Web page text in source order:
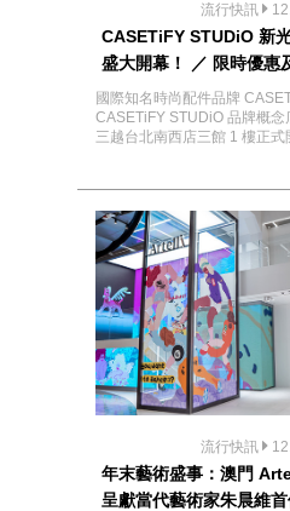
流行快訊
CASETiFY STUDiO 新
盛大開幕！ ／ 限時優惠
國際知名時尚配件品牌
CASETiFY STUDiO 品牌概
三越台北南西店三館 1 樓正式
流行快訊
年末藝術盛事：澳門
呈獻當代藝術家朱晨維